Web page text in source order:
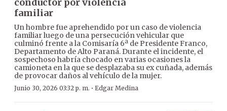
familiar
Un hombre fue aprehendido por un caso de violencia
familiar luego de una persecución vehicular que
culminó frente a la Comisaría 6ª de Presidente Franco,
Departamento de Alto Paraná. Durante el incidente, el
sospechoso habría chocado en varias ocasiones la
camioneta en la que se desplazaba su ex cuñada, además
de provocar daños al vehículo de la mujer.
Junio 30, 2026 03:32 p. m. · Edgar Medina